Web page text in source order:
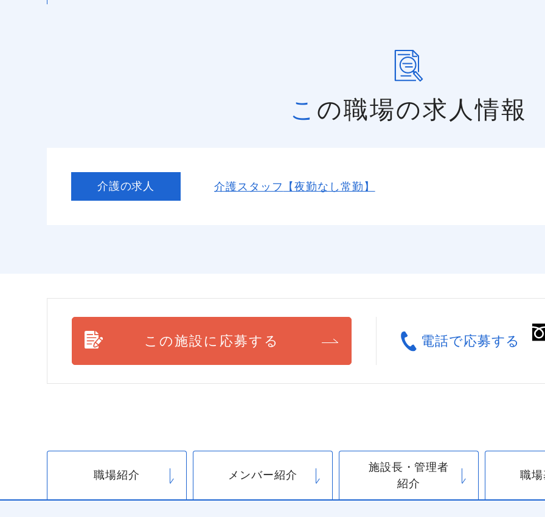
この職場の求人情報
介護の求人 介護スタッフ 【夜勤なし常勤】
この施設に応募する 電話で応募する
職場紹介 メンバー紹介
施設長・管理者
紹介
職